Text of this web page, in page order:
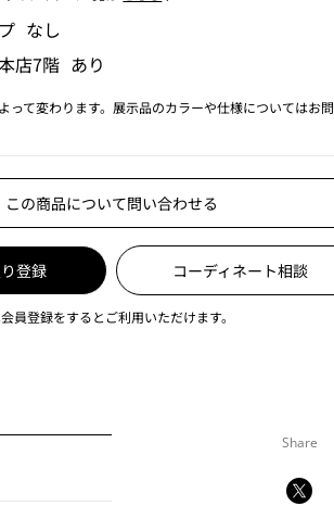
なし
店7階 あり
って変わります。展示品のカラーや仕様についてはお問
この商品について問い合わせる
登録 コーディネート相談
員登録をするとご利用いただけます。
Share